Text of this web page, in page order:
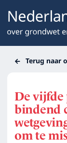
Terug naar
De vijfde
bindend
om te